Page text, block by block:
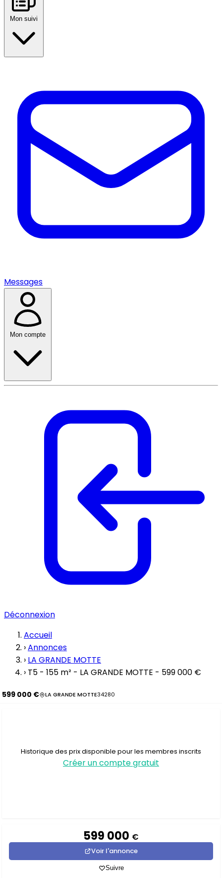
Mon suivi
Messages
Mon compte
Déconnexion
Accueil
›Annonces
› LA GRANDE MOTTE
› T5 - 155 m² - LA GRANDE MOTTE - 599 000 €
599 000 € LA GRANDE MOTTE34280
Historique des prix disponible pour les membres inscrits
Créer un compte gratuit
599 000 €
Voir l'annonce
Suivre